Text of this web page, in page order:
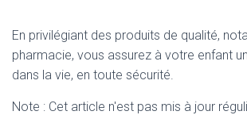
En privilégiant des produits de qualité,
pharmacie, vous assurez à votre enfant
dans la vie, en toute sécurité.
Note : Cet article n'est pas mis à jour